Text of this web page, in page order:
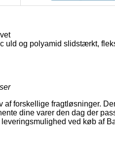
uld og polyamid slidstærkt,
forskellige fragtløsninger.
dine varer den dag der
ved køb af